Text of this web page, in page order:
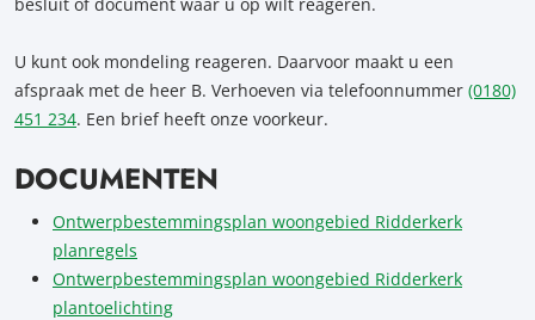
U kunt ook mondeling reageren. Daarvoor maakt u een
afspraak met de heer B. Verhoeven via telefoonnummer (0180)
451 234. Een brief heeft onze voorkeur.
DOCUMENTEN
Ontwerpbestemmingsplan woongebied Ridderkerk
planregels
Ontwerpbestemmingsplan woongebied Ridderkerk
plantoelichting